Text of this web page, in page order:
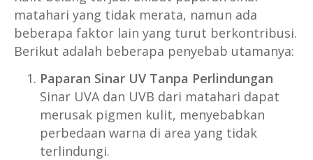
matahari yang tidak merata, namun ada
beberapa faktor lain yang turut berkontribusi.
Berikut adalah beberapa penyebab utamanya:
Paparan Sinar UV Tanpa Perlindungan
Sinar UVA dan UVB dari matahari dapat
merusak pigmen kulit, menyebabkan
perbedaan warna di area yang tidak
terlindungi.